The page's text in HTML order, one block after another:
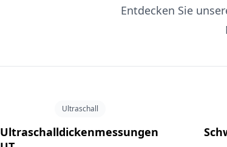
Entdecken Sie
Ultraschall
Ultraschalldickenmessungen